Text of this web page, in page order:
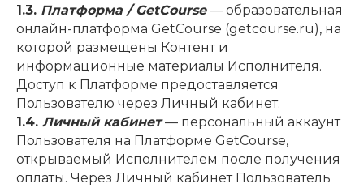
1.3. Платформа / GetCourse— образовательная
онлайн-платформа GetCourse (getcourse.ru), на
которой размещены Контент и
информационные материалы Исполнителя.
Доступ к Платформе предоставляется
Пользователю через Личный кабинет.
1.4. Личный кабинет— персональный аккаунт
Пользователя на Платформе GetCourse,
открываемый Исполнителем после получения
оплаты. Через Личный кабинет Пользователь